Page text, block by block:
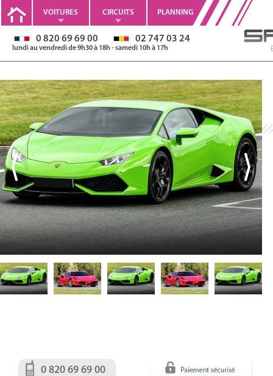
VOITURES CIRCUITS PLANNING
0 820 69 69 00 02 747 03 24
lundi au vendredi de 9h30 à 18h - samedi 10h à 17h
0 820 69 69 00